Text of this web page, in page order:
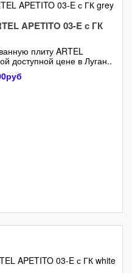
APETITO 03-E с ГК
плиту ARTEL
доступной цене в Луган..